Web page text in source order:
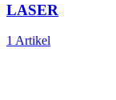
LASER
1 Artikel